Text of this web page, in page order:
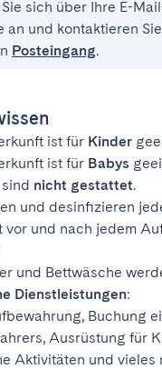
sich über Ihre E-
an und kontaktieren
Posteingang.
ist für Kinder
ist für Babys
nicht gestattet.
und desinfizieren
vor und nach jedem
und Bettwäsche
Dienstleistungen:
Buchung
Ausrüstung für
Aktivitäten und vieles